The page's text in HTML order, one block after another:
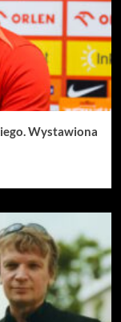
Wystawiona